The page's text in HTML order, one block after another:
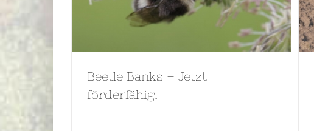
Beetle Banks – Jetzt
förderfähig!